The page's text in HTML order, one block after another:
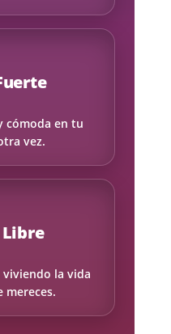
cómoda en tu
vez.
la vida
mereces.